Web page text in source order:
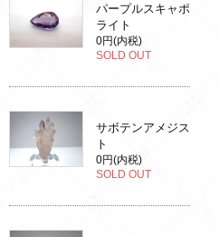
パープルスキャポ
ライト
0円(内税)
SOLD OUT
サボテンアメジス
ト
0円(内税)
SOLD OUT